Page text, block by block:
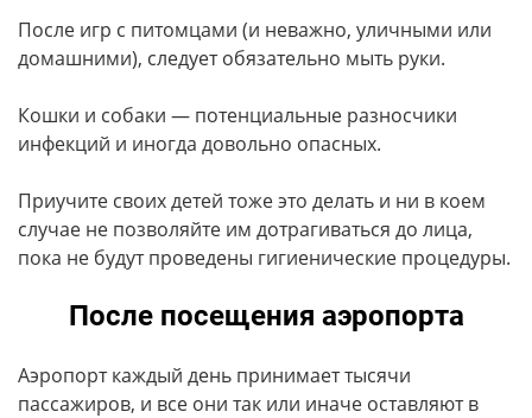
После игр с питомцами (и неважно, уличными или
домашними), следует обязательно мыть руки.
Кошки и собаки — потенциальные разносчики
инфекций и иногда довольно опасных.
Приучите своих детей тоже это делать и ни в коем
случае не позволяйте им дотрагиваться до лица,
пока не будут проведены гигиенические процедуры.
После посещения аэропорта
Аэропорт каждый день принимает тысячи
пассажиров, и все они так или иначе оставляют в